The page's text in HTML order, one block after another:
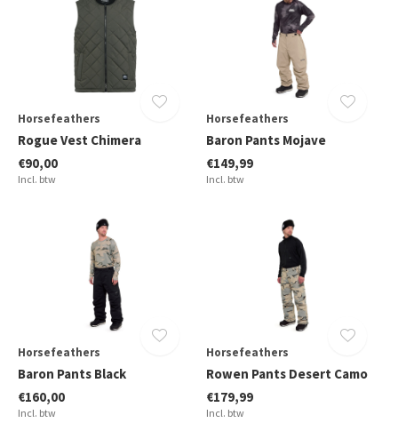
Horsefeathers
Rogue Vest Chimera
€90,00
Incl. btw
Horsefeathers
Baron Pants Mojave
€149,99
Incl. btw
Horsefeathers
Baron Pants Black
€160,00
Incl. btw
Horsefeathers
Rowen Pants Desert Camo
€179,99
Incl. btw